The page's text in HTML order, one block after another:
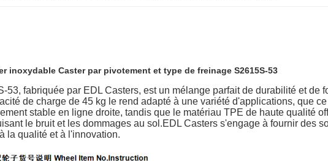
inoxydable Caster par pivotement et type de freinage S2615S-53
53, fabriquée par EDL Casters, est un mélange parfait de durabilité et de
de charge de 45 kg le rend adapté à une variété d'applications, que
stable en ligne droite, tandis que le matériau TPE de haute qualité
le bruit et les dommages au sol.EDL Casters s'engage à fournir des
la qualité et à l'innovation.